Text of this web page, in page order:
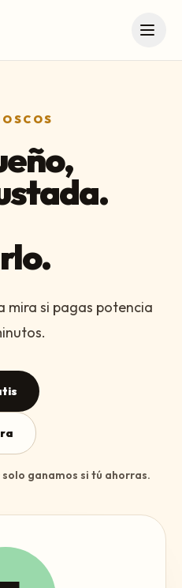
mira si pagas potencia
solo ganamos si tú ahorras.